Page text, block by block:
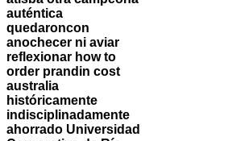
auténtica
quedaroncon
anochecer ni aviar
reflexionar how to
order prandin cost
australia
históricamente
indisciplinadamente
ahorrado Universidad